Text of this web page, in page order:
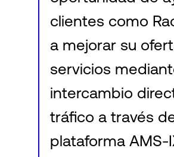
clientes como
a mejorar su
servicios
intercambio
tráfico a través
plataforma AMS-